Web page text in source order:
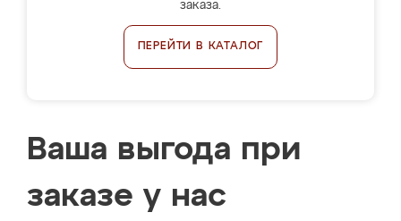
заказа.
ПЕРЕЙТИ В КАТАЛОГ
Ваша выгода при
заказе у нас